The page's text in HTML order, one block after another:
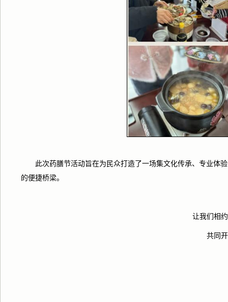
此次药膳节活动旨在为民众打造了一场集文化传承、专业体
的便捷桥梁。
让我们相
共同